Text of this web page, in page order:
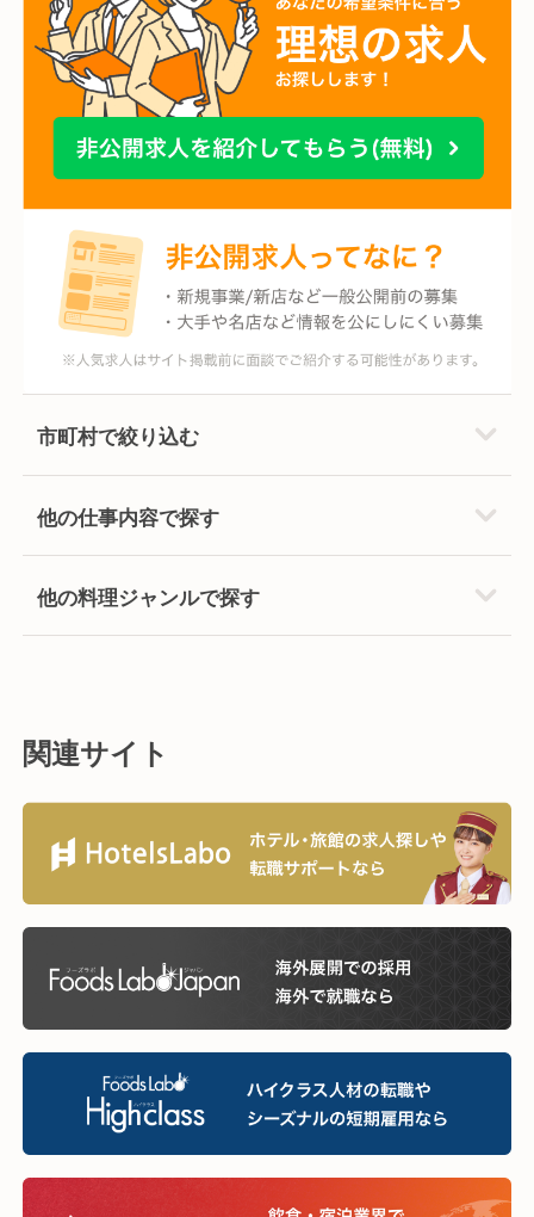
市町村で絞り込む
他の仕事内容で探す
他の料理ジャンルで探す
関連サイト